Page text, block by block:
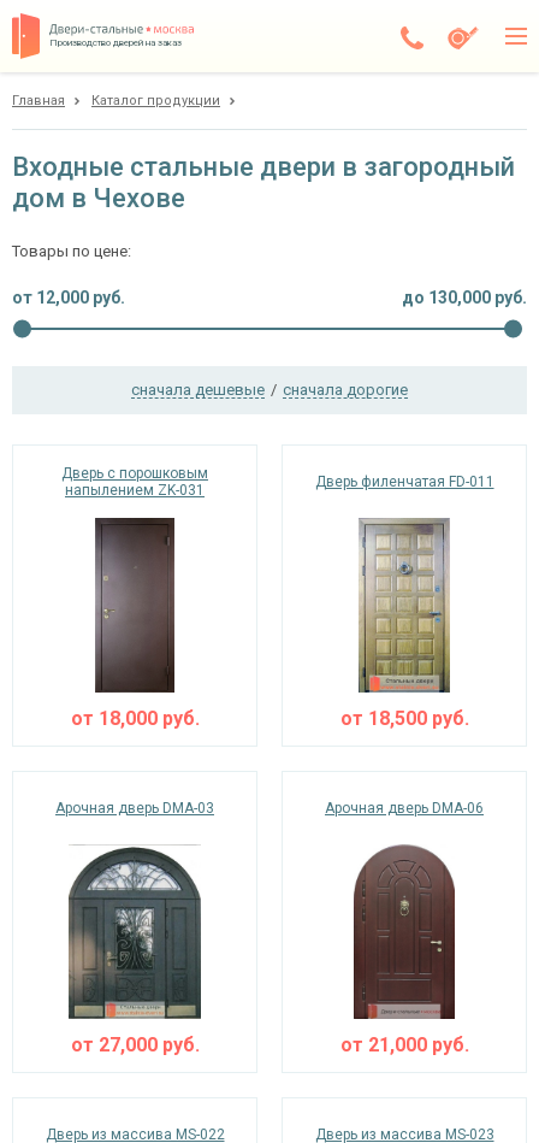
Производство дверей на заказ
Доставка
Установка
Галерея
Покупателям
О компании
Контакты
Ежедневно с 08:00 до 24:00
+7 (495) 409-24-70
Главная Каталог продукции
Входные стальные двери в загородный
дом в Чехове
Товары по цене:
от 12,000 руб. до 130,000 руб.
сначала дешевые / сначала дорогие
Дверь с порошковым
напылением ZK-031
от 18,000руб.
Дверь филенчатая FD-011
от 18,500руб.
Арочная дверь DMA-03
от 27,000руб.
Арочная дверь DMA-06
от 21,000руб.
Дверь из массива MS-022 Дверь из массива MS-023